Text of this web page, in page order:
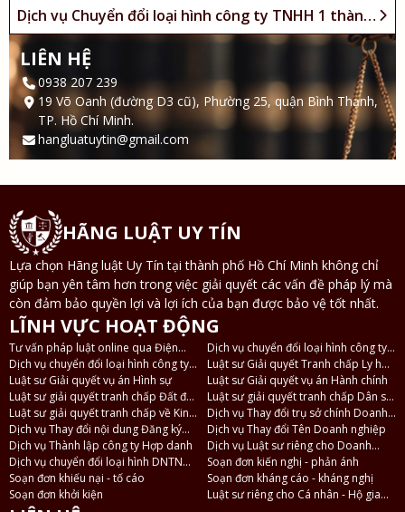
Dịch vụ Chuyển đổi loại hình công ty TNHH 1 thành
viên thành công ty TNHH 2 thành viên
LIÊN HỆ
0938 207 239
19 Võ Oanh (đường D3 cũ), Phường 25, quận Bình Thạnh,
TP. Hồ Chí Minh.
hangluatuytin@gmail.com
HÃNG LUẬT UY TÍN
Lựa chọn Hãng luật Uy Tín tại thành phố Hồ Chí Minh không chỉ
giúp bạn yên tâm hơn trong việc giải quyết các vấn đề pháp lý mà
còn đảm bảo quyền lợi và lợi ích của bạn được bảo vệ tốt nhất.
LĨNH VỰC HOẠT ĐỘNG
Tư vấn pháp luật online qua Điện
thoại, Zalo
Dịch vụ chuyển đổi loại hình công ty
TNHH 2 thành viên thành công ty
TNHH 1 thành viên
Dịch vụ chuyển đổi loại hình công ty
TNHH thành công ty Cổ phần và
ngược lại
Luật sư Giải quyết Tranh chấp Ly hôn
và Tài sản
Luật sư Giải quyết vụ án Hình sự
Luật sư Giải quyết vụ án Hành chính
Luật sư giải quyết tranh chấp Đất đai
- Nhà ở
Luật sư giải quyết tranh chấp Dân sự
- Thừa kế
Luật sư giải quyết tranh chấp về Kinh
tế
Dịch vụ Thay đổi trụ sở chính Doanh
nghiệp
Dịch vụ Thay đổi nội dung Đăng ký
Doanh nghiệp
Dịch vụ Thay đổi Tên Doanh nghiệp
Dịch vụ Thành lập công ty Hợp danh
Dịch vụ Luật sư riêng cho Doanh
nghiệp
Dịch vụ chuyển đổi loại hình DNTN
thành Công ty TNHH
Soạn đơn kiến nghị - phản ánh
Soạn đơn khiếu nại - tố cáo
Soạn đơn kháng cáo - kháng nghị
Soạn đơn khởi kiện
Luật sư riêng cho Cá nhân - Hộ gia